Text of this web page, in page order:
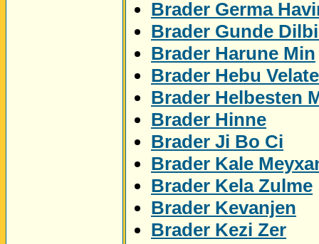
Brader Germa
Brader Gunde
Brader Harune Min
Brader Hebu
Brader Helbesten
Brader Hinne
Brader Ji Bo Ci
Brader Kale
Brader Kela Zulme
Brader Kevanjen
Brader Kezi Zer